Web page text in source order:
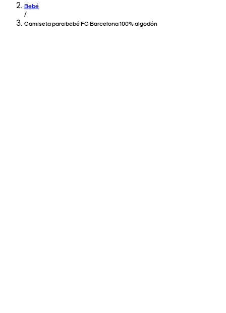
Bebé
/
Camiseta para bebé FC Barcelona 100% algodón